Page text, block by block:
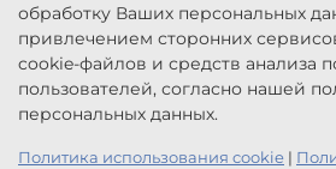
обработку Ваших персональных
привлечением сторонних
cookie-файлов и средств анализа
пользователей, согласно нашей
персональных данных.
Политика использования cookie |